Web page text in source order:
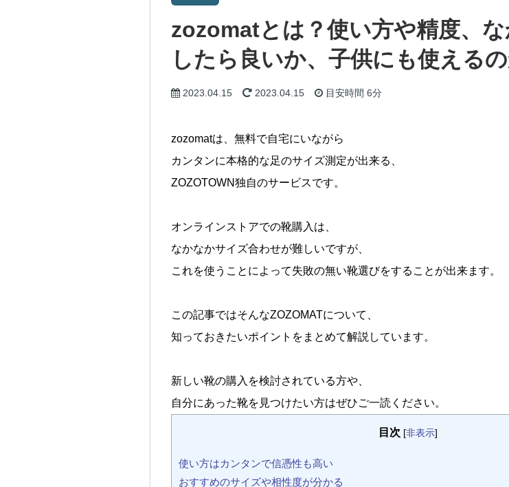
zozomatとは？使い方や精度、
したら良いか、子供にも使える
2023.04.15 2023.04.15 目安時間 6分
zozomatは、無料で自宅にいながら
カンタンに本格的な足のサイズ測定が出来る、
ZOZOTOWN独自のサービスです。
オンラインストアでの靴購入は、
なかなかサイズ合わせが難しいですが、
これを使うことによって失敗の無い靴選びをすることが出来ます。
この記事ではそんなZOZOMATについて、
知っておきたいポイントをまとめて解説しています。
新しい靴の購入を検討されている方や、
自分にあった靴を見つけたい方はぜひご一読ください。
目次 [非表示]
使い方はカンタンで信憑性も高い
おすすめのサイズや相性度が分かる